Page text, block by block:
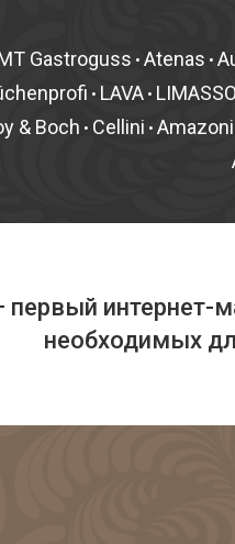
Gastroguss • Atenas •
• LAVA • LIMASSO
& Boch • Cellini •
первый интернет-
необходимых